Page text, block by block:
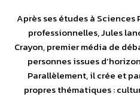
Après ses études à
professionnelles, Jules
Crayon, premier média de
personnes issues
Parallèlement, il crée et
propres thématiques :